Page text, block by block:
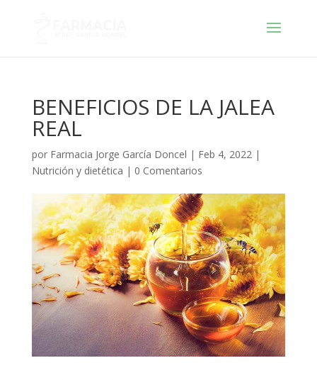
BENEFICIOS DE LA JALEA
REAL
por Farmacia Jorge García Doncel | Feb 4, 2022|
Nutrición y dietética | 0 Comentarios